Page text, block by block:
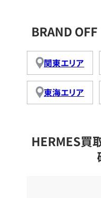
BRAND
関東エリア
東海エリア
HERMES買